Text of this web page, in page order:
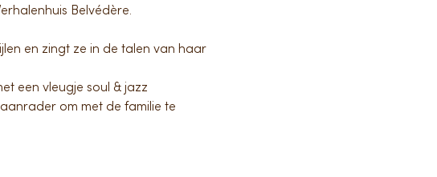
Belvédère.
en zingt ze in de talen van haar
een vleugje soul & jazz
om met de familie te